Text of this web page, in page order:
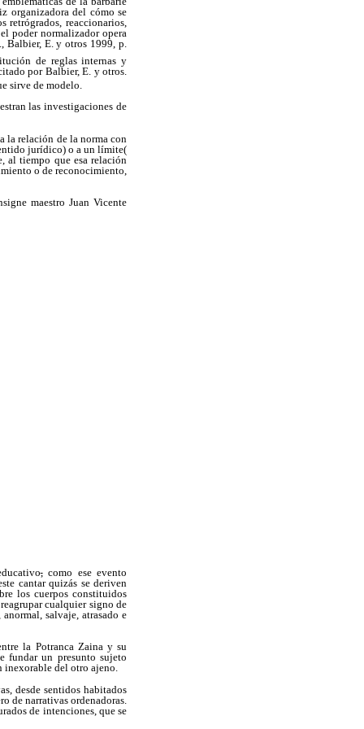
organizadora del cómo se
retrógrados, reaccionarios,
poder normalizador opera
Balbier, E. y otros 1999,p.
de reglas internas y
porBalbier, E. y otros.
sirve de modelo.
las investigaciones de
la relación de la norma con
jurídico) o a un límite(
al tiempo que esa relación
o de reconocimiento,
maestro Juan Vicente
,como ese evento
cantar quizás se deriven
los cuerpos constituidos
reagrupar cualquier signo de
salvaje, atrasado e
la Potranca Zaina y su
fundar un presunto sujeto
del otro ajeno.
desde sentidos habitados
de narrativas ordenadoras.
de intenciones, que se